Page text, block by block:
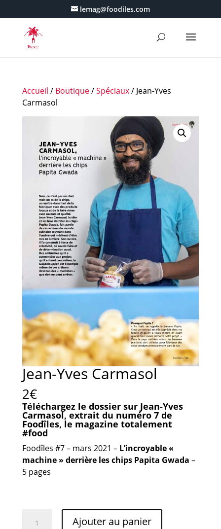
lemag@foodiles.com
Accueil / Boutique/Spéciaux/ Jean-Yves
Carmasol
Jean-Yves Carmasol
2€
Téléchargez le dossier sur Jean-Yves
Carmasol, extrait du numéro 7 de
Foodîles, le magazine totalement
#food
Foodîles #7 – mars 2021 – L’incroyable «
machine » derrière les chips Papita Gwada –
5 pages
Ajouter au panier